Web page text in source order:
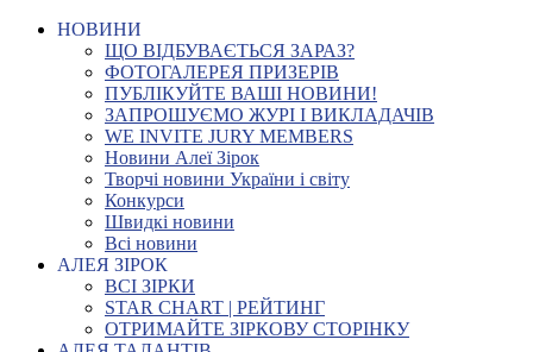
НОВИНИ
ЩО ВІДБУВАЄТЬСЯ ЗАРАЗ?
ФОТОГАЛЕРЕЯ ПРИЗЕРІВ
ПУБЛІКУЙТЕ ВАШІ НОВИНИ!
ЗАПРОШУЄМО ЖУРІ І ВИКЛАДАЧІВ
WE INVITE JURY MEMBERS
Новини Алеї Зірок
Творчі новини України і світу
Конкурси
Швидкі новини
Всі новини
АЛЕЯ ЗІРОК
ВСІ ЗІРКИ
STAR CHART | РЕЙТИНГ
ОТРИМАЙТЕ ЗІРКОВУ СТОРІНКУ